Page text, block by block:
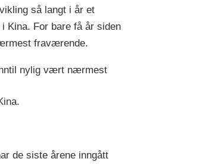
så langt i år et
Kina. For bare få år siden
fraværende.
nylig vært nærmest
de siste årene inngått